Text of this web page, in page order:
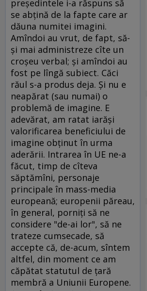
preşedintele i-a răspuns să
se abţină de la fapte care ar
dăuna numitei imagini.
Amîndoi au vrut, de fapt, să-
şi mai administreze cîte un
croşeu verbal; şi amîndoi au
fost pe lîngă subiect. Căci
răul s-a produs deja. Şi nu e
neapărat (sau numai) o
problemă de imagine. E
adevărat, am ratat iarăşi
valorificarea beneficiului de
imagine obţinut în urma
aderării. Intrarea în UE ne-a
făcut, timp de cîteva
săptămîni, personaje
principale în mass-media
europeană; europenii păreau,
în general, porniţi să ne
considere "de-ai lor", să ne
trateze cumsecade, să
accepte că, de-acum, sîntem
altfel, din moment ce am
căpătat statutul de ţară
membră a Uniunii Europene.